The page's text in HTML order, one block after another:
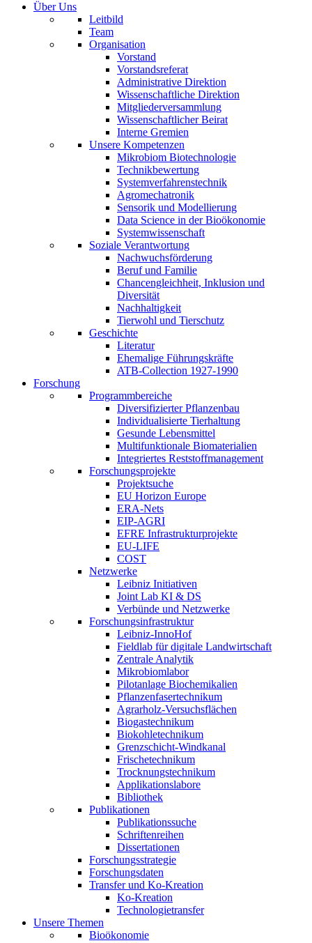
Über Uns
Leitbild
Team
Organisation
Vorstand
Vorstandsreferat
Administrative Direktion
Wissenschaftliche Direktion
Mitgliederversammlung
Wissenschaftlicher Beirat
Interne Gremien
Unsere Kompetenzen
Mikrobiom Biotechnologie
Technikbewertung
Systemverfahrenstechnik
Agromechatronik
Sensorik und Modellierung
Data Science in der Bioökonomie
Systemwissenschaft
Soziale Verantwortung
Nachwuchsförderung
Beruf und Familie
Chancengleichheit, Inklusion und
Diversität
Nachhaltigkeit
Tierwohl und Tierschutz
Geschichte
Literatur
Ehemalige Führungskräfte
ATB-Collection 1927-1990
Forschung
Programmbereiche
Diversifizierter Pflanzenbau
Individualisierte Tierhaltung
Gesunde Lebensmittel
Multifunktionale Biomaterialien
Integriertes Reststoffmanagement
Forschungsprojekte
Projektsuche
EU Horizon Europe
ERA-Nets
EIP-AGRI
EFRE Infrastrukturprojekte
EU-LIFE
COST
Netzwerke
Leibniz Initiativen
Joint Lab KI & DS
Verbünde und Netzwerke
Forschungsinfrastruktur
Leibniz-InnoHof
Fieldlab für digitale Landwirtschaft
Zentrale Analytik
Mikrobiomlabor
Pilotanlage Biochemikalien
Pflanzenfasertechnikum
Agrarholz-Versuchsflächen
Biogastechnikum
Biokohletechnikum
Grenzschicht-Windkanal
Frischetechnikum
Trocknungstechnikum
Applikationslabore
Bibliothek
Publikationen
Publikationssuche
Schriftenreihen
Dissertationen
Forschungsstrategie
Forschungsdaten
Transfer und Ko-Kreation
Ko-Kreation
Technologietransfer
Unsere Themen
Bioökonomie